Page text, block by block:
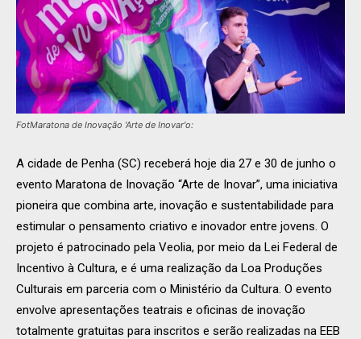
FotMaratona de Inovação 'Arte de Inovar'o:
A cidade de Penha (SC) receberá hoje dia 27 e 30 de junho o
evento Maratona de Inovação “Arte de Inovar”, uma iniciativa
pioneira que combina arte, inovação e sustentabilidade para
estimular o pensamento criativo e inovador entre jovens. O
projeto é patrocinado pela Veolia, por meio da Lei Federal de
Incentivo à Cultura, e é uma realização da Loa Produções
Culturais em parceria com o Ministério da Cultura. O evento
envolve apresentações teatrais e oficinas de inovação
totalmente gratuitas para inscritos e serão realizadas na EEB